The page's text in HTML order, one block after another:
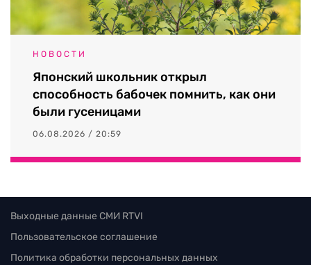
НОВОСТИ
Японский школьник открыл
способность бабочек помнить, как они
были гусеницами
06.08.2026 / 20:59
Выходные данные СМИ RTVI
Пользовательское соглашение
Политика обработки персональных данных